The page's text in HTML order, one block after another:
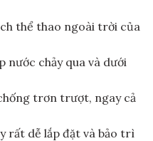
thể thao ngoài trời của
nước chảy qua và dưới
trơn trượt, ngay cả
rất dễ lắp đặt và bảo trì